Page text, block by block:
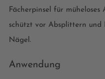
Fächerpinsel für
schützt vor Absplittern
Nägel.
Anwendung